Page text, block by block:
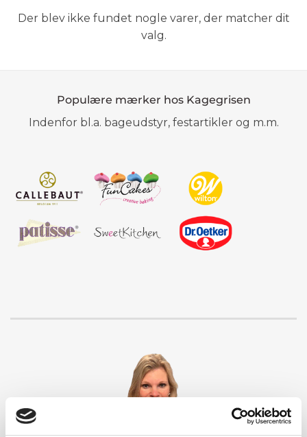
Der blev ikke fundet nogle varer, der matcher dit
valg.
Populære mærker hos Kagegrisen
Indenfor bl.a. bageudstyr, festartikler og m.m.